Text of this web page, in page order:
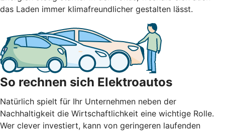
das Laden immer klimafreundlicher gestalten lässt.
So rechnen sich Elektroautos
Natürlich spielt für Ihr Unternehmen neben der
Nachhaltigkeit die Wirtschaftlichkeit eine wichtige Rolle.
Wer clever investiert, kann von geringeren laufenden